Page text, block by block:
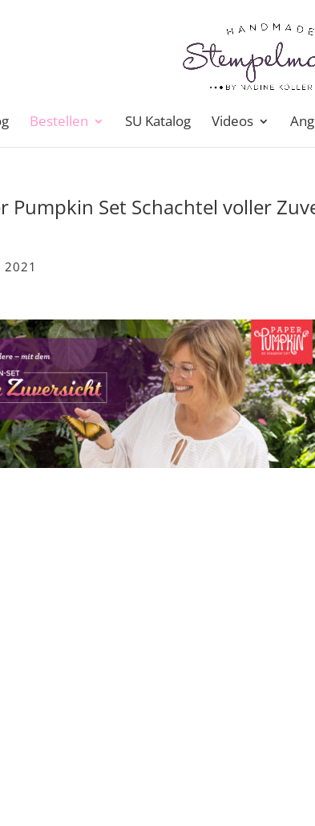
Bestellen SU Katalog Videos
Pumpkin Set Schachtel voller